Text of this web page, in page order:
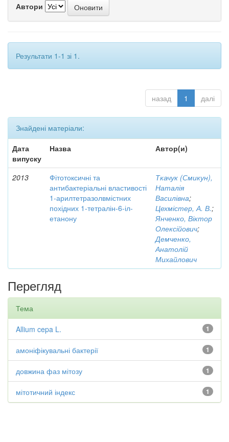
Автори
Результати 1-1 зі 1.
назад 1 далі
Знайдені матеріали:
Дата
випуску
Назва Автор(и)
2013
Фітотоксичні та
антибактеріальні властивості
1-арилтетразолвмістних
похідних 1-тетралін-6-іл-
етанону
Ткачук (Смикун),
Наталія
Василівна;
Цехмістер, А. В.;
Янченко, Віктор
Олексійович;
Демченко,
Анатолій
Михайлович
Перегляд
Тема
1
Allium cepa L.
1
амоніфікувальні бактерії
1
довжина фаз мітозу
1
мітотичний індекс